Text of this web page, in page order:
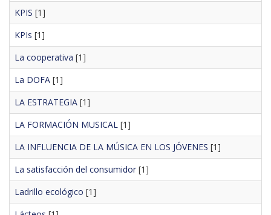
KPIS [1]
KPIs [1]
La cooperativa [1]
La DOFA [1]
LA ESTRATEGIA [1]
LA FORMACIÓN MUSICAL [1]
LA INFLUENCIA DE LA MÚSICA EN LOS JÓVENES [1]
La satisfacción del consumidor [1]
Ladrillo ecológico [1]